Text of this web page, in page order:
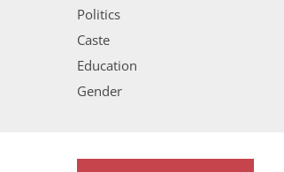
Politics
Caste
Education
Gender